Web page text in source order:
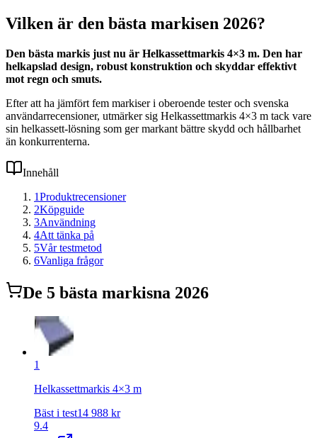
Vilken är den bästa markisen 2026?
Den bästa markis just nu är Helkassettmarkis 4×3 m. Den har
helkapslad design, robust konstruktion och skyddar effektivt
mot regn och smuts.
Efter att ha jämfört fem markiser i oberoende tester och svenska
användarrecensioner, utmärker sig Helkassettmarkis 4×3 m tack vare
sin helkassett-lösning som ger markant bättre skydd och hållbarhet
än konkurrenterna.
Innehåll
1Produktrecensioner
2Köpguide
3Användning
4Att tänka på
5Vår testmetod
6Vanliga frågor
De 5 bästa markisna 2026
1
Helkassettmarkis 4×3 m
Bäst i test14 988 kr
9.4